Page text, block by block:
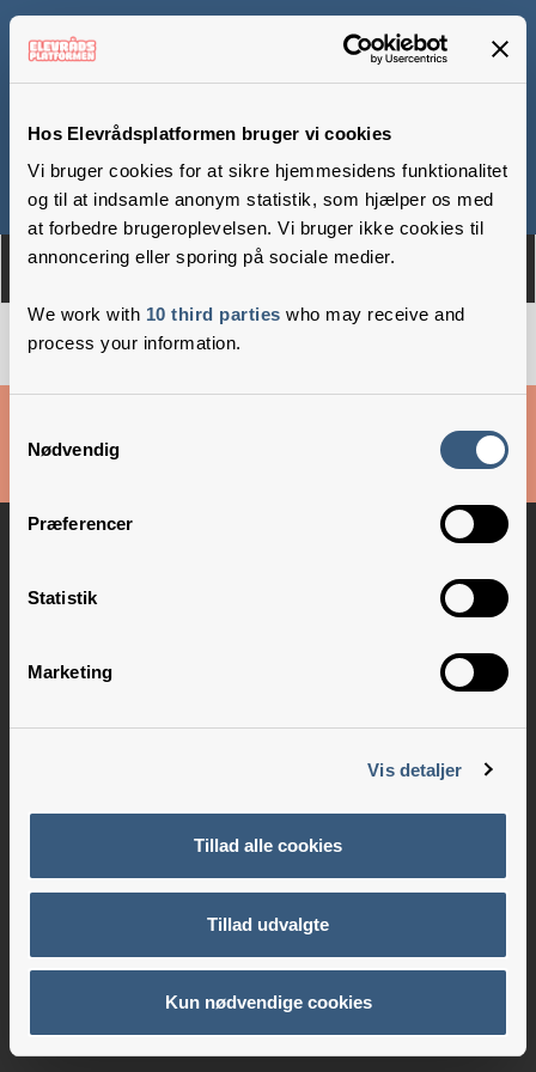
Hos Elevrådsplatformen bruger vi cookies
Vi bruger cookies for at sikre hjemmesidens funktionalitet
og til at indsamle anonym statistik, som hjælper os med
at forbedre brugeroplevelsen. Vi bruger ikke cookies til
annoncering eller sporing på sociale medier.
We work with 10 third parties who may receive and
process your information.
Nødvendig
Præferencer
Statistik
Marketing
Vis detaljer
Tillad alle cookies
Tillad udvalgte
Kun nødvendige cookies
Om Medlemmer